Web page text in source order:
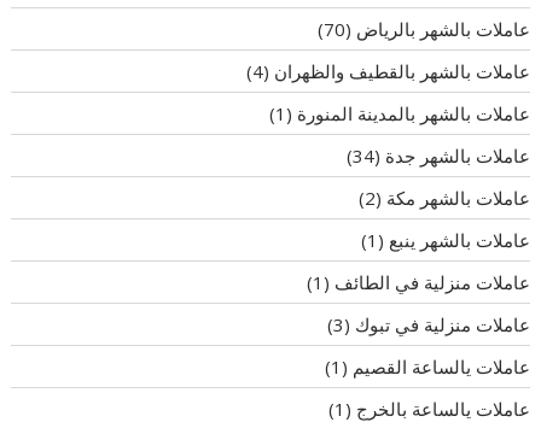
عاملات بالشهر بالرياض (70)
عاملات بالشهر بالقطيف والظهران (4)
عاملات بالشهر بالمدينة المنورة (1)
عاملات بالشهر جدة (34)
عاملات بالشهر مكة (2)
عاملات بالشهر ينبع (1)
عاملات منزلية في الطائف (1)
عاملات منزلية في تبوك (3)
عاملات يالساعة القصيم (1)
عاملات يالساعة بالخرج (1)